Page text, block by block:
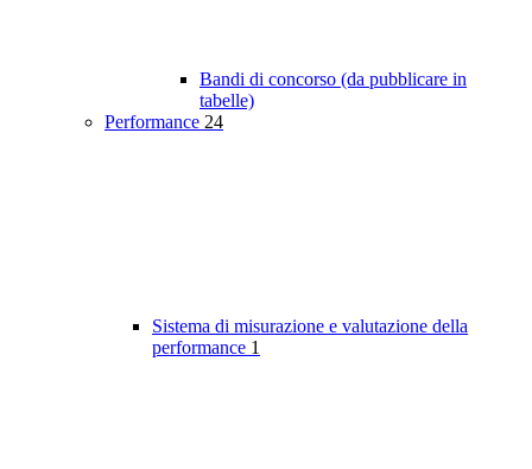
Bandi di concorso (da pubblicare in
tabelle)
Performance 24
Sistema di misurazione e valutazione della
performance 1